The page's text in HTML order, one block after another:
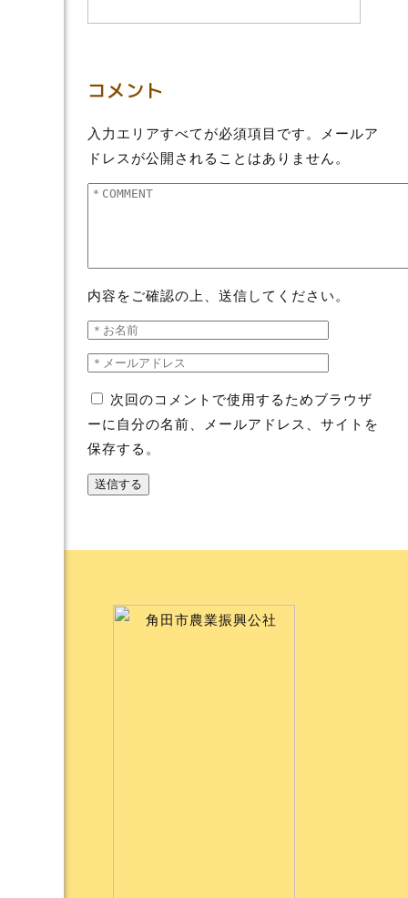
コメント
入力エリアすべてが必須項目です。メールア
ドレスが公開されることはありません。
内容をご確認の上、送信してください。
次回のコメントで使用するためブラウザ
ーに自分の名前、メールアドレス、サイトを
保存する。